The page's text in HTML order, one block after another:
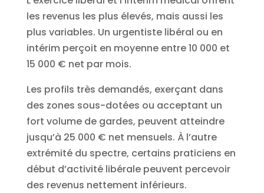
les revenus les plus élevés, mais aussi les
plus variables. Un urgentiste libéral ou en
intérim perçoit en moyenne entre 10 000 et
15 000 € net par mois.
Les profils très demandés, exerçant dans
des zones sous-dotées ou acceptant un
fort volume de gardes, peuvent atteindre
jusqu’à 25 000 € net mensuels. À l’autre
extrémité du spectre, certains praticiens en
début d’activité libérale peuvent percevoir
des revenus nettement inférieurs.